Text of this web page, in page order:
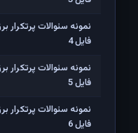
فایل 4
فایل 5
فایل 6